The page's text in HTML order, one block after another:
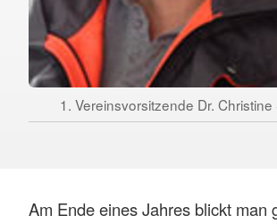
1. Vereinsvorsitzende Dr. Christine
Am Ende eines Jahres blickt man